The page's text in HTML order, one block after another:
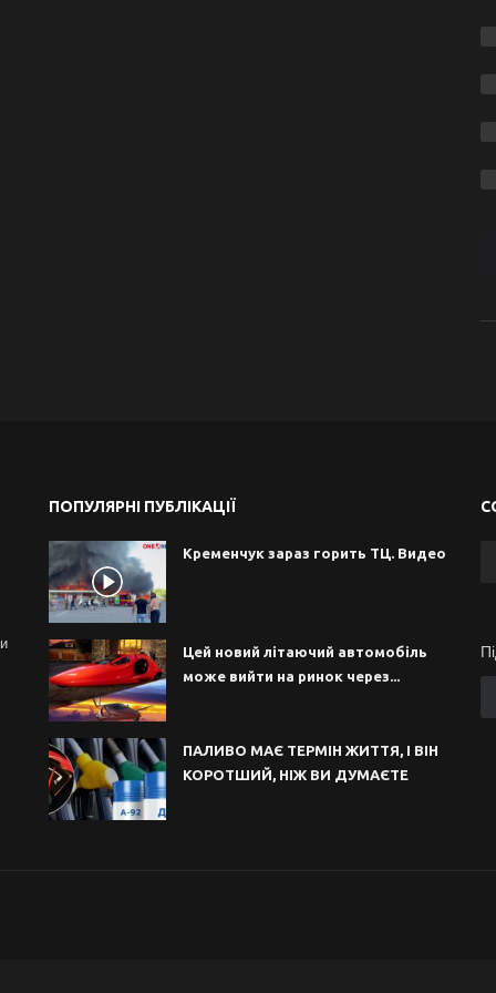
ПОПУЛЯРНІ ПУБЛІКАЦІЇ
Кременчук зараз горить ТЦ. Видео
Цей новий літаючий автомобіль
може вийти на ринок через...
ПАЛИВО МАЄ ТЕРМІН ЖИТТЯ, І ВІН
КОРОТШИЙ, НІЖ ВИ ДУМАЄТЕ